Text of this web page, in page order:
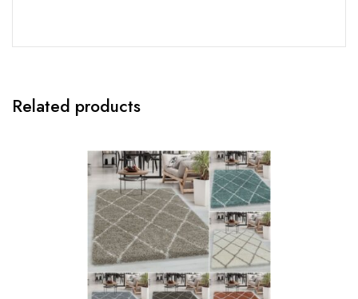
Related products